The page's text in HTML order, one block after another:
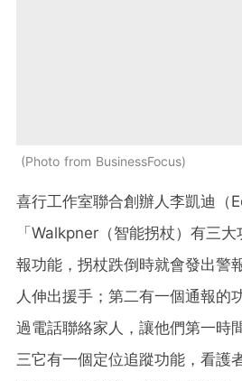
Photo from BusinessFocus
喜行工作室聯合創辦人李凱迪（
「Walkpner（智能拐杖）有三
報功能，拐杖跌倒時就會發出警
人伸出援手；第二有一個通報的
過電話聯絡家人，讓他們第一時
三它有一個定位追蹤功能，看護